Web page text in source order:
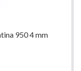
950 4 mm